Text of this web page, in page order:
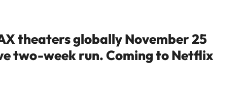
theaters globally November 25
two-week run. Coming to Netflix